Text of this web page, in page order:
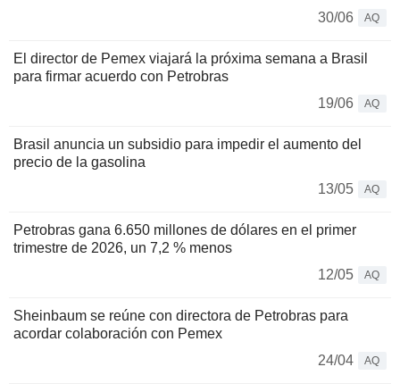
30/06
AQ
El director de Pemex viajará la próxima semana a Brasil
para firmar acuerdo con Petrobras
19/06
AQ
Brasil anuncia un subsidio para impedir el aumento del
precio de la gasolina
13/05
AQ
Petrobras gana 6.650 millones de dólares en el primer
trimestre de 2026, un 7,2 % menos
12/05
AQ
Sheinbaum se reúne con directora de Petrobras para
acordar colaboración con Pemex
24/04
AQ